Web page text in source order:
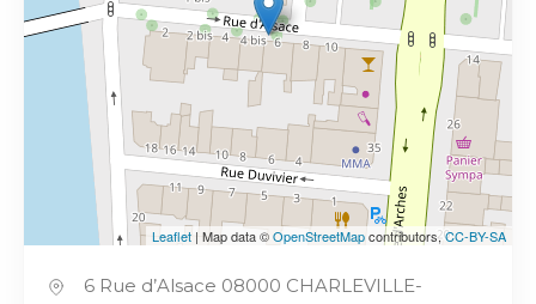
Leaflet | Map data ©OpenStreetMapcontributors,CC-BY-SA
6 Rue d’Alsace 08000 CHARLEVILLE-